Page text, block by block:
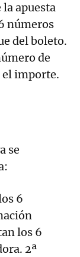
la apuesta
números
del boleto.
de
el importe.
se
6
los 6
2ª